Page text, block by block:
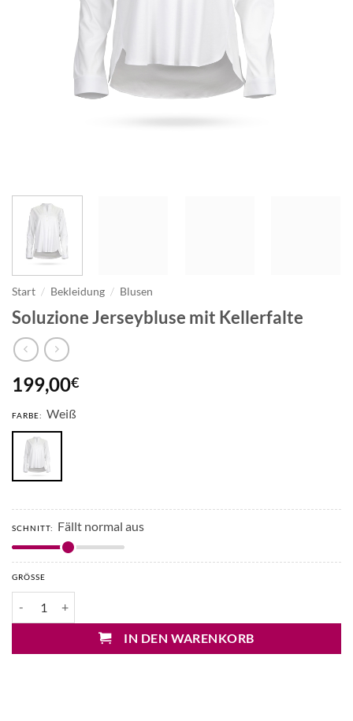
Start / Bekleidung / Blusen
Soluzione Jerseybluse mit Kellerfalte
199,00€
FARBE: Weiß
SCHNITT: Fällt normal aus
GRÖSSE
IN DEN WARENKORB